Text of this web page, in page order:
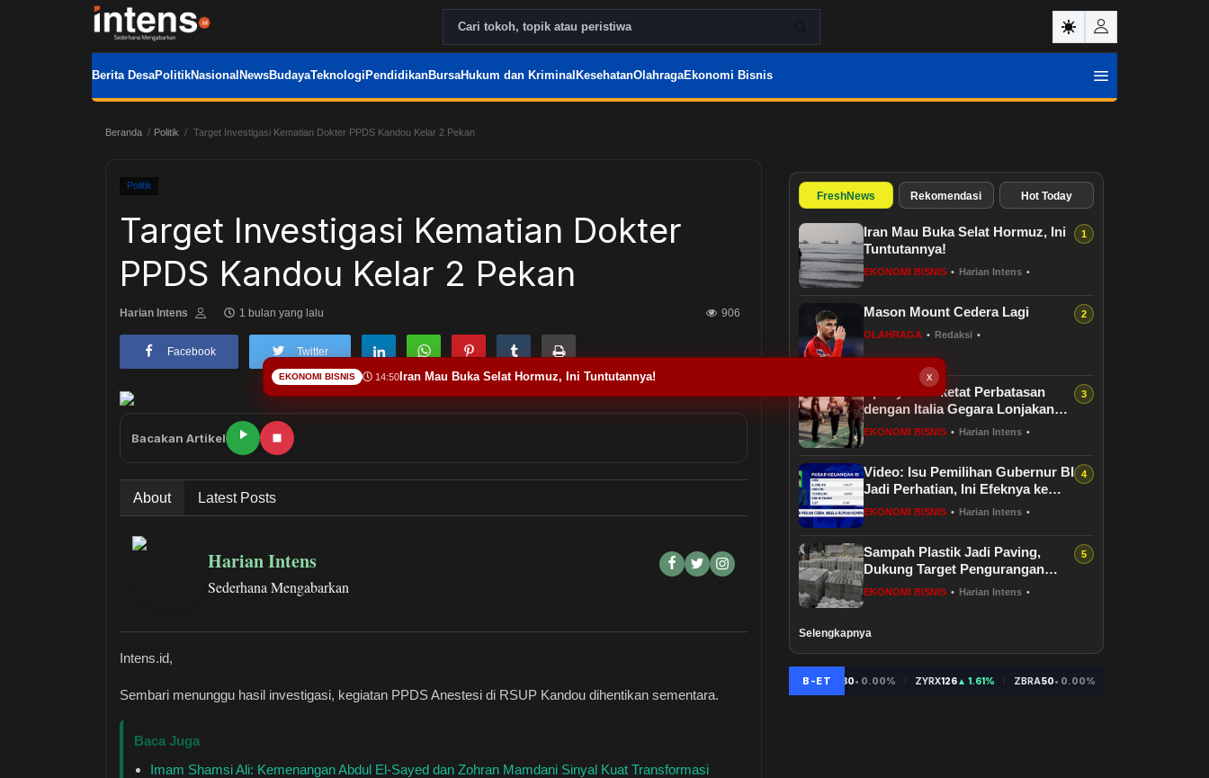
Berita DesaPolitikNasional NewsBudayaTeknologi PendidikanBursaHukum dan Kriminal KesehatanOlahragaEkonomi Bisnis
Beranda Politik Target Investigasi Kematian Dokter PPDS Kandou Kelar 2 Pekan
Politik
Target Investigasi Kematian Dokter
PPDS Kandou Kelar 2 Pekan
Harian Intens 1 bulan yang lalu 906
Facebook Twitter
Bacakan Artikel
About Latest Posts
Harian Intens
Sederhana Mengabarkan
Intens.id,
Sembari menunggu hasil investigasi, kegiatan PPDS Anestesi di RSUP Kandou dihentikan sementara.
Baca Juga
Imam Shamsi Ali: Kemenangan Abdul El-Sayed dan Zohran Mamdani Sinyal Kuat Transformasi
FreshNews Rekomendasi Hot Today
Iran Mau Buka Selat Hormuz, Ini
Tuntutannya!
EKONOMI BISNIS • Harian Intens •
Mason Mount Cedera Lagi
OLAHRAGA • Redaksi •
Spanyol Perketat Perbatasan
dengan Italia Gegara Lonjakan
Migran
EKONOMI BISNIS • Harian Intens •
Video: Isu Pemilihan Gubernur BI
Jadi Perhatian, Ini Efeknya ke
Rupiah
EKONOMI BISNIS • Harian Intens •
Sampah Plastik Jadi Paving,
Dukung Target Pengurangan
Limbah
EKONOMI BISNIS • Harian Intens •
Selengkapnya
x
EKONOMI BISNIS 14:50 Iran Mau Buka Selat Hormuz, Ini Tuntutannya!